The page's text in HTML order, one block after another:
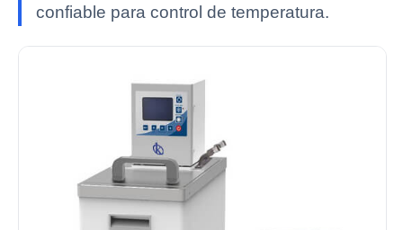
confiable para control de temperatura.